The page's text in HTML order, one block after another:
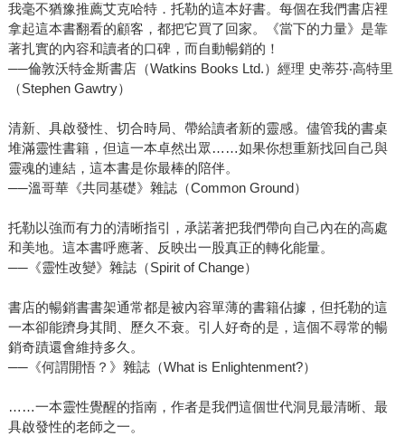
我毫不猶豫推薦艾克哈特．托勒的這本好書。每個在我們書店裡
拿起這本書翻看的顧客，都把它買了回家。《當下的力量》是靠
著扎實的內容和讀者的口碑，而自動暢銷的！
──倫敦沃特金斯書店（Watkins Books Ltd.）經理 史蒂芬‧高特里
（Stephen Gawtry）
清新、具啟發性、切合時局、帶給讀者新的靈感。儘管我的書桌
堆滿靈性書籍，但這一本卓然出眾……如果你想重新找回自己與
靈魂的連結，這本書是你最棒的陪伴。
──溫哥華《共同基礎》雜誌（Common Ground）
托勒以強而有力的清晰指引，承諾著把我們帶向自己內在的高處
和美地。這本書呼應著、反映出一股真正的轉化能量。
──《靈性改變》雜誌（Spirit of Change）
書店的暢銷書書架通常都是被內容單薄的書籍佔據，但托勒的這
一本卻能躋身其間、歷久不衰。引人好奇的是，這個不尋常的暢
銷奇蹟還會維持多久。
──《何謂開悟？》雜誌（What is Enlightenment?）
……一本靈性覺醒的指南，作者是我們這個世代洞見最清晰、最
具啟發性的老師之一。